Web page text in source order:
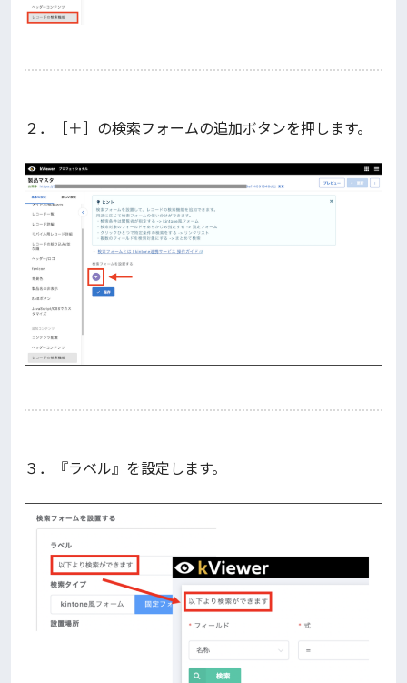
２．［＋］の検索フォームの追加ボタンを押します。
３．『ラベル』を設定します。